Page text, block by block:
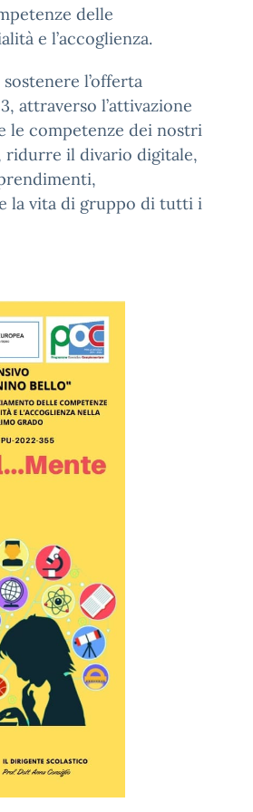
delle
e l’accoglienza.
l’offerta
attraverso l’attivazione
le competenze dei nostri
ridurre il divario digitale,
e la vita di gruppo di tutti i